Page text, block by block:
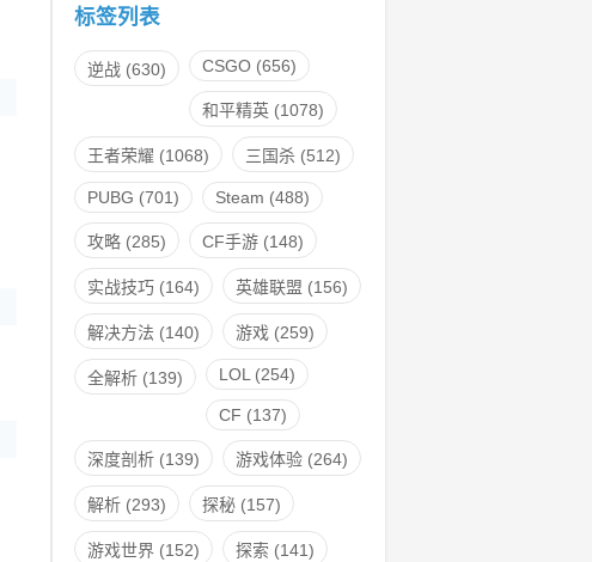
标签列表
逆战 (630) CSGO (656)
和平精英 (1078)
王者荣耀 (1068) 三国杀 (512)
PUBG (701) Steam (488)
攻略 (285) CF手游 (148)
实战技巧 (164) 英雄联盟 (156)
解决方法 (140) 游戏 (259)
全解析 (139) LOL (254)
CF (137)
深度剖析 (139) 游戏体验 (264)
解析 (293) 探秘 (157)
游戏世界 (152) 探索 (141)